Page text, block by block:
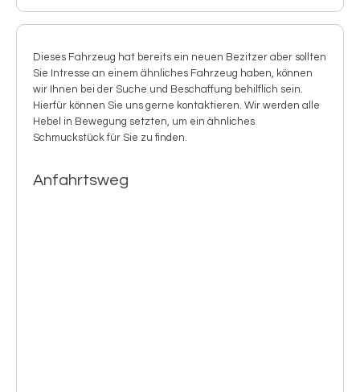
Dieses Fahrzeug hat bereits ein neuen Bezitzer aber sollten
Sie Intresse an einem ähnliches Fahrzeug haben, können
wir Ihnen bei der Suche und Beschaffung behilflich sein.
Hierfür können Sie uns gerne kontaktieren. Wir werden alle
Hebel in Bewegung setzten, um ein ähnliches
Schmuckstück für Sie zu finden.
Anfahrtsweg